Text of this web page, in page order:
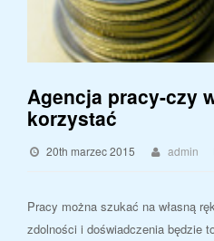
Agencja pracy-czy
korzystać
20th marzec 2015 admin
Pracy można szukać na własną
zdolności i doświadczenia będzie